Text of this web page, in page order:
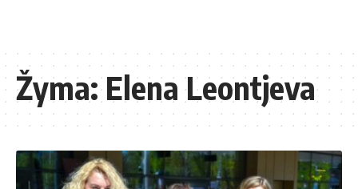
Žyma:Elena Leontjeva